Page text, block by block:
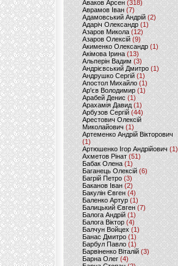
Аваков Арсен (318)
Аврамов Іван (7)
Адамовський Андрій(2)
Адаріч Олександр (1)
Азаров Микола (12)
Азаров Олексій (9)
Акименко Олександр(1)
Акімова Ірина(13)
Альперін Вадим (3)
Андрієвський Дмитро(1)
Андрушко Сергій(1)
Апостол Михайло(1)
Ар'єв Володимир (1)
Арабей Денис(1)
Арахамія Давид (1)
Арбузов Сергій (44)
Арестович Олексій
Миколайович(1)
Артеменко Андрій Вікторович
(1)
Артюшенко Ігор Андрійович(1)
Ахметов Рінат(51)
Бабак Олена(1)
Баганець Олексій(6)
Багрій Петро (3)
Баканов Іван(2)
Бакулін Євген (4)
Баленко Артур(1)
Балицький Євген(7)
Балога Андрій (1)
Балога Віктор (4)
Балчун Войцех (1)
Банас Дмитро (1)
Барбул Павло(1)
Барвіненко Віталій(3)
Барна Олег (4)